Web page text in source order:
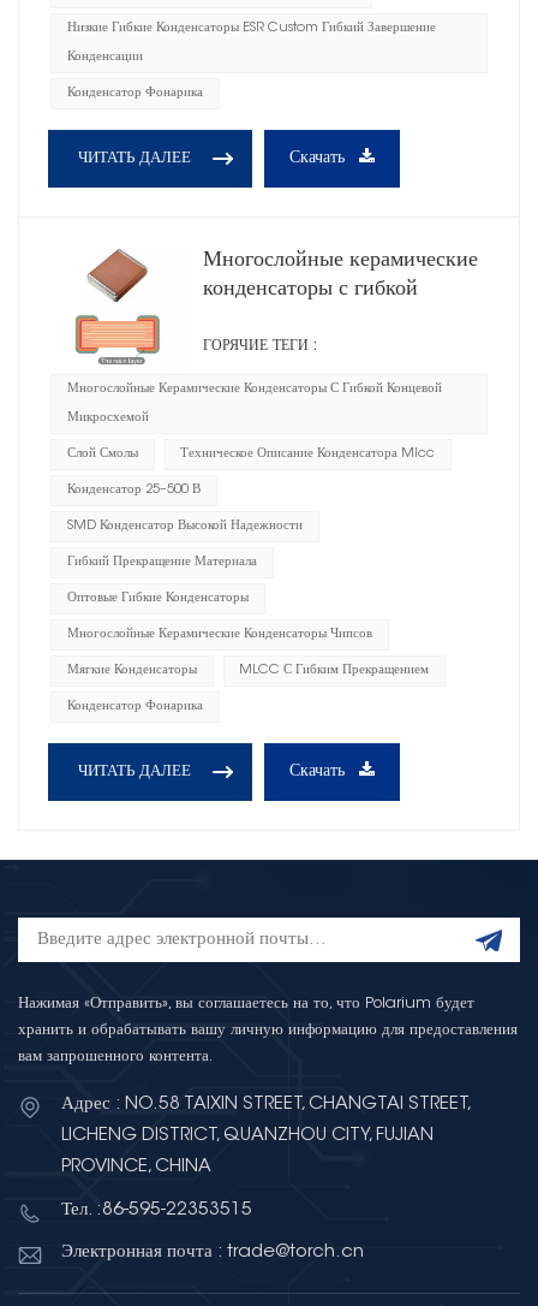
Низкие Гибкие Конденсаторы ESR Custom Гибкий Завершение
Конденсации
Конденсатор Фонарика
ЧИТАТЬ ДАЛЕЕ Скачать
Многослойные керамические
конденсаторы с гибкой
ГОРЯЧИЕ ТЕГИ :
Многослойные Керамические Конденсаторы С Гибкой Концевой
Микросхемой
Слой Смолы Техническое Описание Конденсатора Mlcc
Конденсатор 25–500 В
SMD Конденсатор Высокой Надежности
Гибкий Прекращение Материала
Оптовые Гибкие Конденсаторы
Многослойные Керамические Конденсаторы Чипсов
Мягкие Конденсаторы MLCC С Гибким Прекращением
Конденсатор Фонарика
ЧИТАТЬ ДАЛЕЕ Скачать
Нажимая «Отправить», вы соглашаетесь на то, что Polarium будет
хранить и обрабатывать вашу личную информацию для предоставления
вам запрошенного контента.
Адрес : NO.58 TAIXIN STREET, CHANGTAI STREET,
LICHENG DISTRICT, QUANZHOU CITY, FUJIAN
PROVINCE, CHINA
Тел. :86-595-22353515
Электронная почта : trade@torch.cn